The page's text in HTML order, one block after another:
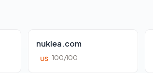
nuklea.com
US 100/100